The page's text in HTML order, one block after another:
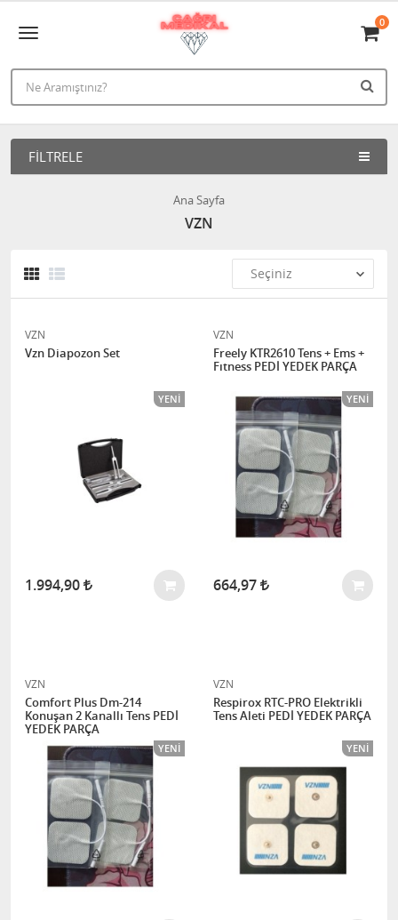
0
FILTRELE
Ana Sayfa
VZN
VZN
Vzn Diapozon Set
YENI
1.994,90
VZN
Freely KTR2610 Tens + Ems +
Fıtness PEDİ YEDEK PARÇA
YENI
664,97
VZN
Comfort Plus Dm-214
Konuşan 2 Kanallı Tens PEDİ
YEDEK PARÇA
YENI
VZN
Respirox RTC-PRO Elektrikli
Tens Aleti PEDİ YEDEK PARÇA
YENI